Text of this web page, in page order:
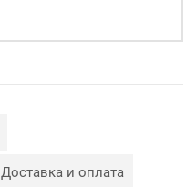
Доставка и оплата